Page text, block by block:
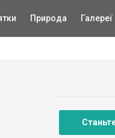
Природа Галереї